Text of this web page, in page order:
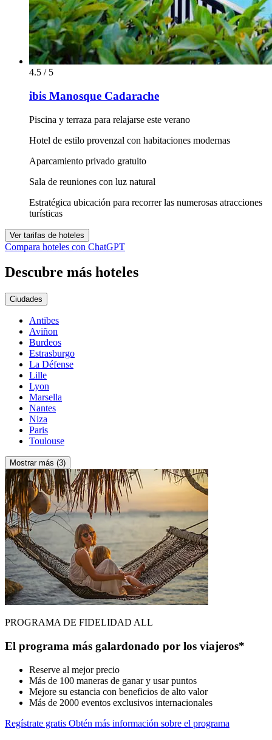
4.5 / 5
ibis Manosque Cadarache
Piscina y terraza para relajarse este verano
Hotel de estilo provenzal con habitaciones modernas
Aparcamiento privado gratuito
Sala de reuniones con luz natural
Estratégica ubicación para recorrer las numerosas atracciones
turísticas
Ver tarifas de hoteles
Compara hoteles con ChatGPT
Descubre más hoteles
Ciudades
Antibes
Aviñon
Burdeos
Estrasburgo
La Défense
Lille
Lyon
Marsella
Nantes
Niza
Paris
Toulouse
Mostrar más (3)
PROGRAMA DE FIDELIDAD ALL
El programa más galardonado por los viajeros*
Reserve al mejor precio
Más de 100 maneras de ganar y usar puntos
Mejore su estancia con beneficios de alto valor
Más de 2000 eventos exclusivos internacionales
Regístrate gratis Obtén más información sobre el programa